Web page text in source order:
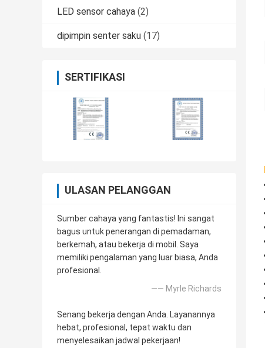
LED sensor cahaya (2)
dipimpin senter saku (17)
SERTIFIKASI
ULASAN PELANGGAN
Sumber cahaya yang fantastis! Ini sangat
bagus untuk penerangan di pemadaman,
berkemah, atau bekerja di mobil. Saya
memiliki pengalaman yang luar biasa, Anda
profesional.
—— Myrle Richards
Senang bekerja dengan Anda. Layanannya
hebat, profesional, tepat waktu dan
menyelesaikan jadwal pekerjaan!